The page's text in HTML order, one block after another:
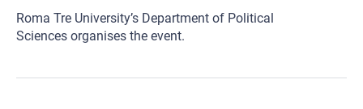
Roma Tre University’s Department of Political
Sciences organises the event.